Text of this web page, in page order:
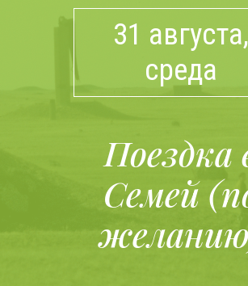
31 августа,
среда
Поездка
Семей